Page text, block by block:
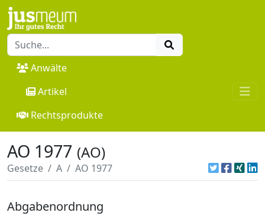
Anwälte
Artikel
Rechtsprodukte
AO 1977 (AO)
Gesetze A AO 1977
Abgabenordnung